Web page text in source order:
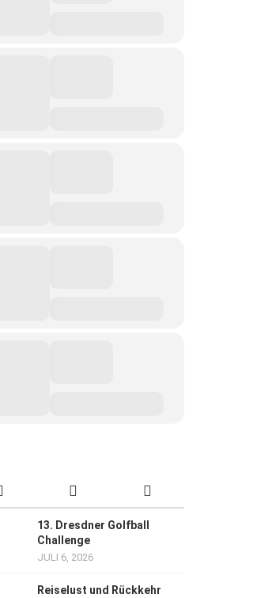
13. Dresdner Golfball
Challenge
JULI 6, 2026
Reiselust und Rückkehr